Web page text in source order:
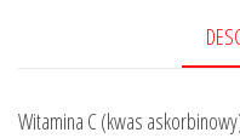
Witamina C (kwas